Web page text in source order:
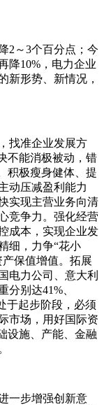
2～3个百分点；今
降10%，电力企业
新形势、新情况，
找准企业发展方
不能消极被动，错
积极瘦身健体、提
动压减盈利能力
实现主营业务向清
竞争力。强化经营
成本，实现企业发
细，力争“花小
保值增值。拓展
电力公司、意大利
别达41%、
于起步阶段，必须
市场，用好国际资
设施、产能、金融
一步增强创新意